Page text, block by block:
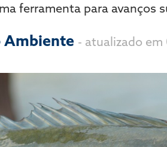
ferramenta para avanços
Ambiente - atualizado em